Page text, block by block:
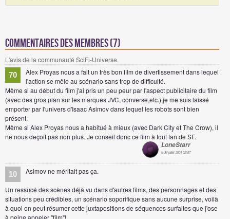
Commentaires des membres (7)
L'avis de la communauté SciFi-Universe.
70
Alex Proyas nous a fait un très bon film de divertissement dans lequel
l'action se mêle au scénario sans trop de difficulté.
Même si au début du film j'ai pris un peu peur par l'aspect publicitaire du film
(avec des gros plan sur les marques JVC, converse,etc.),je me suis laissé
emporter par l'univers d'Isaac Asimov dans lequel les robots sont bien
présent.
Même si Alex Proyas nous a habitué à mieux (avec Dark City et The Crow), il
ne nous deçoit pas non plus. Je conseil donc ce film à tout fan de SF.
LoneStarr
le 31 juillet 2004 02h57
10 Asimov ne méritait pas ça.
Un ressucé des scènes déjà vu dans d'autres films, des personnages et des
situations peu crédibles, un scénario soporifique sans aucune surprise, voilà
à quoi on peut résumer cette juxtapositions de séquences surfaites que j'ose
à peine appeler "film"!